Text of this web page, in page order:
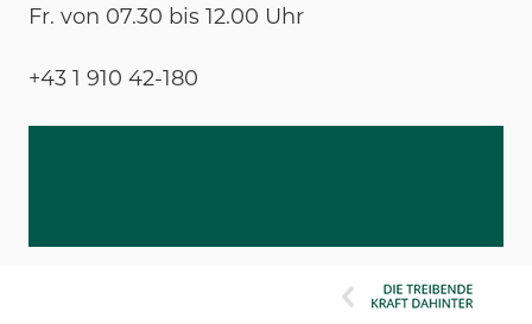
Fr. von 07.30 bis 12.00 Uhr
+43 1 910 42-180